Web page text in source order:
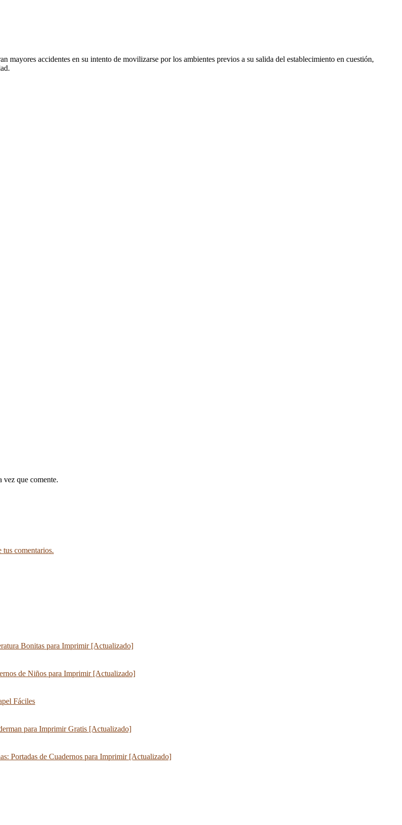
mayores accidentes en su intento de movilizarse por los ambientes previos a su salida del establecimiento en cuestión,
vez que comente.
tus comentarios.
Bonitas para Imprimir [Actualizado]
de Niños para Imprimir [Actualizado]
Fáciles
para Imprimir Gratis [Actualizado]
Portadas de Cuadernos para Imprimir [Actualizado]